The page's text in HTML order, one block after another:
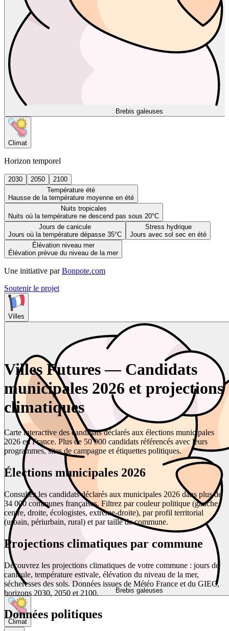
Brebis galeuses
Climat
Horizon temporel
2030 2050
2100
Température été
Hausse de la température moyenne en été
Nuits tropicales
Nuits où la température ne descend pas sous 20°C
Jours de canicule
Jours où la température dépasse 35°C
Stress hydrique
Jours avec sol sec en été
Élévation niveau mer
Élévation prévue du niveau de la mer
Une initiative par Bonpote.com
Soutenir le projet
Villes
Brebis galeuses
Climat
Villes Futures — Candidats
municipales 2026 et projections
climatiques
Carte interactive des candidats déclarés aux élections municipales
2026 en France. Plus de 50 000 candidats référencés avec leurs
programmes, sites de campagne et étiquettes politiques.
Élections municipales 2026
Consultez les candidats déclarés aux municipales 2026 dans plus de
34 000 communes françaises. Filtrez par couleur politique (gauche,
centre, droite, écologistes, extrême-droite), par profil territorial
(urbain, périurbain, rural) et par taille de commune.
Projections climatiques par commune
Découvrez les projections climatiques de votre commune : jours de
canicule, température estivale, élévation du niveau de la mer,
sécheresses des sols. Données issues de Météo France et du GIEC,
horizons 2030, 2050 et 2100.
Données politiques